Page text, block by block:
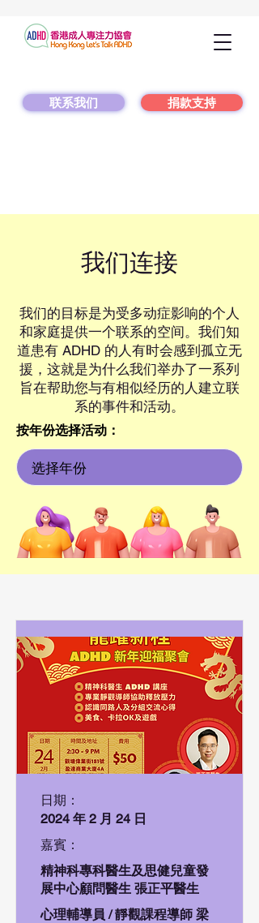
联系我们 捐款支持
我们连接
我们的目标是为受多动症影响的个人
和家庭提供一个联系的空间。我们知
道患有 ADHD 的人有时会感到孤立无
援，这就是为什么我们举办了一系列
旨在帮助您与有相似经历的人建立联
系的事件和活动。
按年份选择活动：
日期：
2024 年 2 月 24 日
嘉賓：
精神科專科醫生及思健兒童發
展中心顧問醫生 張正平醫生
心理輔導員 / 靜觀課程導師 梁